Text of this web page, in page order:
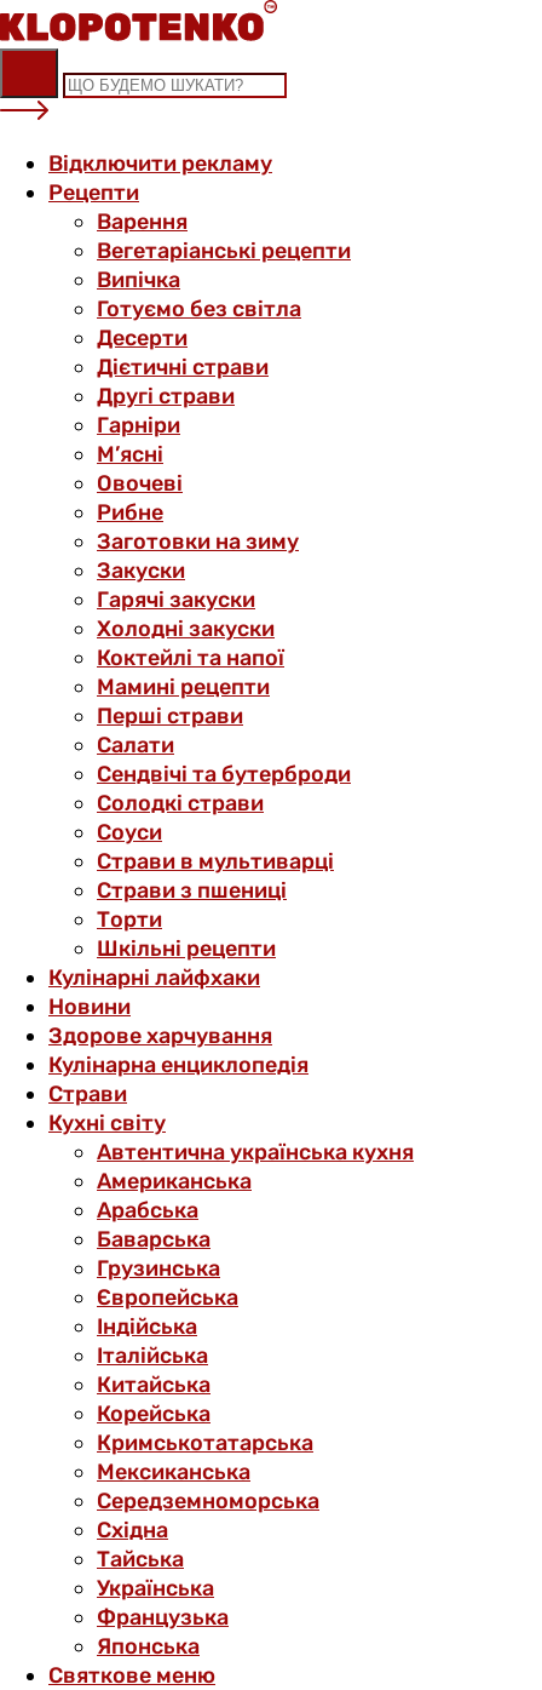
Skip
to
content
Відключити рекламу
Рецепти
Варення
Вегетаріанські рецепти
Випічка
Готуємо без світла
Десерти
Дієтичні страви
Другі страви
Гарніри
М’ясні
Овочеві
Рибне
Заготовки на зиму
Закуски
Гарячі закуски
Холодні закуски
Коктейлі та напої
Мамині рецепти
Перші страви
Салати
Сендвічі та бутерброди
Солодкі страви
Соуси
Страви в мультиварці
Страви з пшениці
Торти
Шкільні рецепти
Кулінарні лайфхаки
Новини
Здорове харчування
Кулінарна енциклопедія
Страви
Кухні світу
Автентична українська кухня
Американська
Арабська
Баварська
Грузинська
Європейська
Індійська
Італійська
Китайська
Корейська
Кримськотатарська
Мексиканська
Середземноморська
Східна
Тайська
Українська
Французька
Японська
Святкове меню